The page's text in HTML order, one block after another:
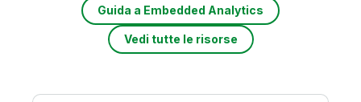
Guida a Embedded Analytics
Vedi tutte le risorse